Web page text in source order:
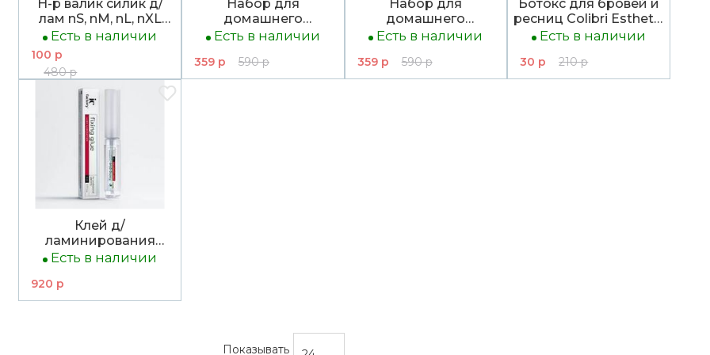
Н-р валик силик д/
лам nS, nM, nL, nXL
Dream pads Натур
Есть в наличии
100 р
480 р
Набор для
домашнего
окрашивания Bronsun
Есть в наличии
359 р 590 р
Набор для
домашнего
окрашивания Bronsun
коричневый
Есть в наличии
359 р 590 р
Ботокс для бровей и
ресниц Colibri Esthetic
Ellami, 1 мл
Есть в наличии
30 р 210 р
Клей д/
ламинирования
ресниц FIXING GLUE
Есть в наличии
920 р
Показывать